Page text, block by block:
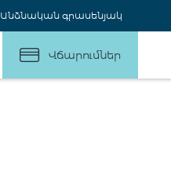
Անձնական գրասենյակ
Վճարումներ